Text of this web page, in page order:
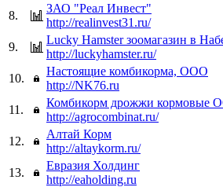
8.
ЗАО "Реал Инвест"
http://realinvest31.ru/
9.
Lucky Hamster зоомагазин в
http://luckyhamster.ru/
10.
Настоящие комбикорма, ООО
http://NK76.ru
11.
Комбикорм дрожжи кормовые
http://agrocombinat.ru/
12.
Алтай Корм
http://altaykorm.ru/
13.
Евразия Холдинг
http://eaholding.ru